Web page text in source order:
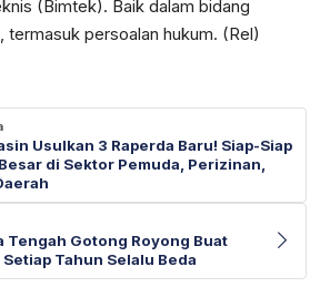
(Bimtek). Baik dalam bidang
termasuk persoalan hukum. (Rel)
Usulkan 3 Raperda Baru! Siap-Siap
di Sektor Pemuda, Perizinan,
Tengah Gotong Royong Buat
Tahun Selalu Beda